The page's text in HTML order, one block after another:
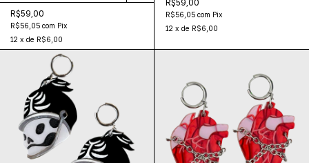
R$59,00
R$56,05 com Pix
12 x de R$6,00
R$59,00
R$56,05 com Pix
12 x de R$6,00